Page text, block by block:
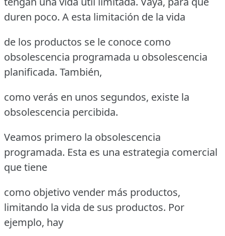
duren poco. A esta limitación de la vida
de los productos se le conoce como
obsolescencia programada u obsolescencia
planificada. También,
como verás en unos segundos, existe la
obsolescencia percibida.
Veamos primero la obsolescencia
programada. Esta es una estrategia comercial
que tiene
como objetivo vender más productos,
limitando la vida de sus productos. Por
ejemplo, hay